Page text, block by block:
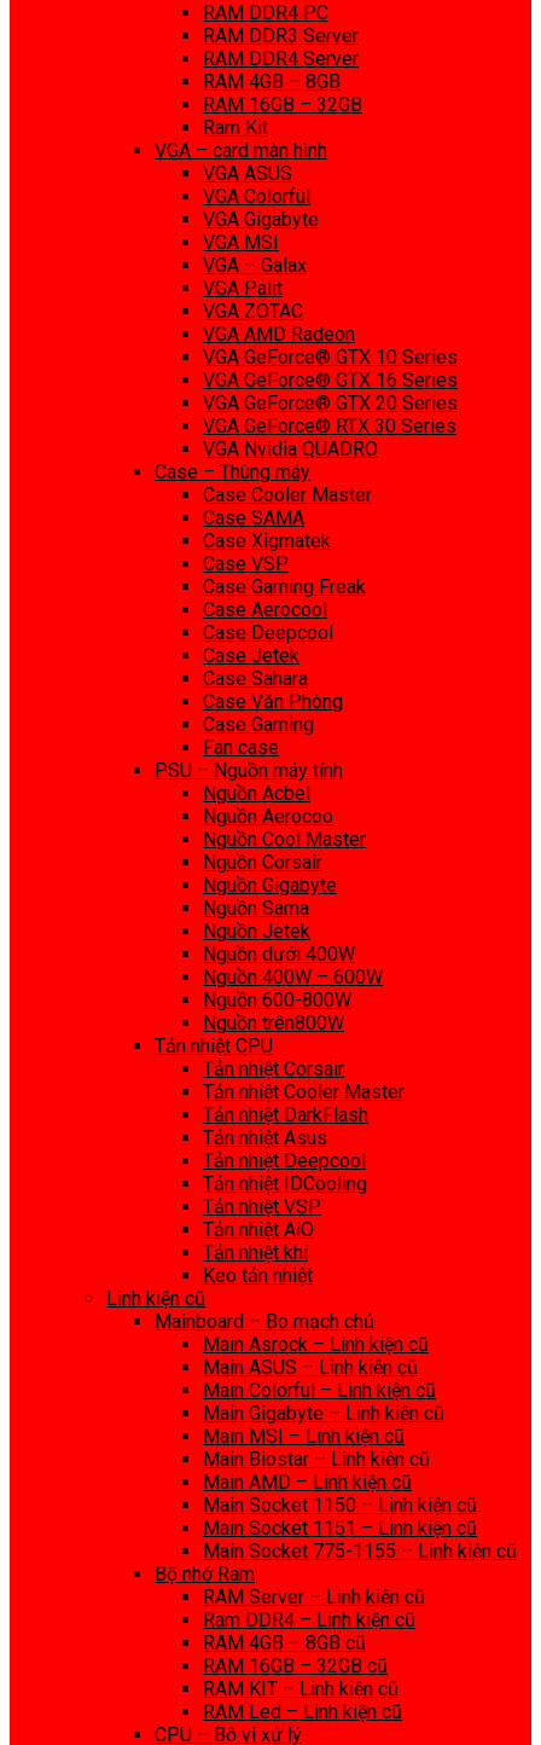
RAM DDR4 PC
RAM DDR3 Server
RAM DDR4 Server
RAM 4GB – 8GB
RAM 16GB – 32GB
Ram Kit
VGA – card màn hình
VGA ASUS
VGA Colorful
VGA Gigabyte
VGA MSI
VGA – Galax
VGA Palit
VGA ZOTAC
VGA AMD Radeon
VGA GeForce® GTX 10 Series
VGA GeForce® GTX 16 Series
VGA GeForce® GTX 20 Series
VGA GeForce® RTX 30 Series
VGA Nvidia QUADRO
Case – Thùng máy
Case Cooler Master
Case SAMA
Case Xigmatek
Case VSP
Case Gaming Freak
Case Aerocool
Case Deepcool
Case Jetek
Case Sahara
Case Văn Phòng
Case Gaming
Fan case
PSU – Nguồn máy tính
Nguồn Acbel
Nguồn Aerocoo
Nguồn Cool Master
Nguồn Corsair
Nguồn Gigabyte
Nguồn Sama
Nguồn Jetek
Nguồn dưới 400W
Nguồn 400W – 600W
Nguồn 600-800W
Nguồn trên800W
Tản nhiệt CPU
Tản nhiệt Corsair
Tản nhiệt Cooler Master
Tản nhiệt DarkFlash
Tản nhiệt Asus
Tản nhiệt Deepcool
Tản nhiệt IDCooling
Tản nhiệt VSP
Tản nhiệt AiO
Tản nhiệt khí
Keo tản nhiệt
Linh kiện cũ
Mainboard – Bo mạch chủ
Main Asrock – Linh kiện cũ
Main ASUS – Linh kiện cũ
Main Colorful – Linh kiện cũ
Main Gigabyte – Linh kiện cũ
Main MSI – Linh kiện cũ
Main Biostar – Linh kiện cũ
Main AMD – Linh kiện cũ
Main Socket 1150 – Linh kiện cũ
Main Socket 1151 – Linh kiện cũ
Main Socket 775-1155 – Linh kiện cũ
Bộ nhớ Ram
RAM Server – Linh kiện cũ
Ram DDR4 – Linh kiện cũ
RAM 4GB – 8GB cũ
RAM 16GB – 32GB cũ
RAM KIT – Linh kiện cũ
RAM Led – Linh kiện cũ
CPU – Bộ vi xử lý